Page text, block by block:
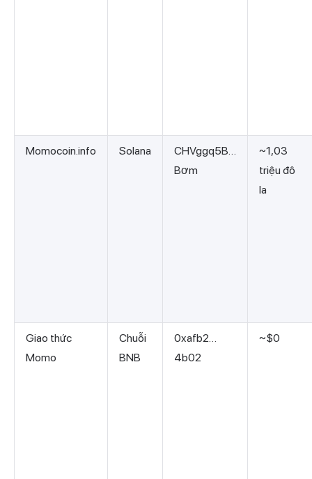
Momocoin.info Solana
CHVggq5B…
Bơm
~1,03
triệu đô
la
Giao thức
Momo
Chuỗi
BNB
0xafb2…
4b02
~$0